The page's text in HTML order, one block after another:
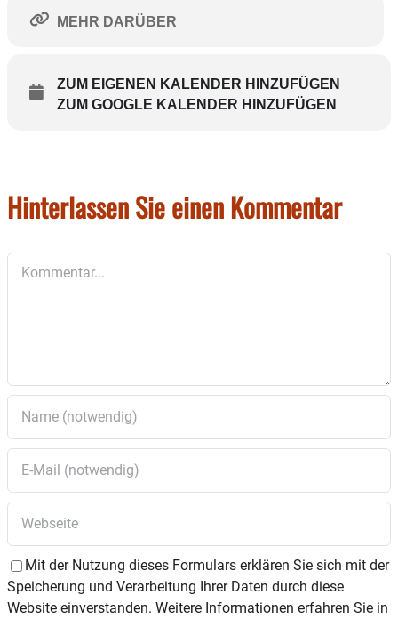
MEHR DARÜBER
ZUM EIGENEN KALENDER HINZUFÜGEN
ZUM GOOGLE KALENDER HINZUFÜGEN
Hinterlassen Sie einen Kommentar
Mit der Nutzung dieses Formulars erklären Sie sich mit der
Speicherung und Verarbeitung Ihrer Daten durch diese
Website einverstanden. Weitere Informationen erfahren Sie in